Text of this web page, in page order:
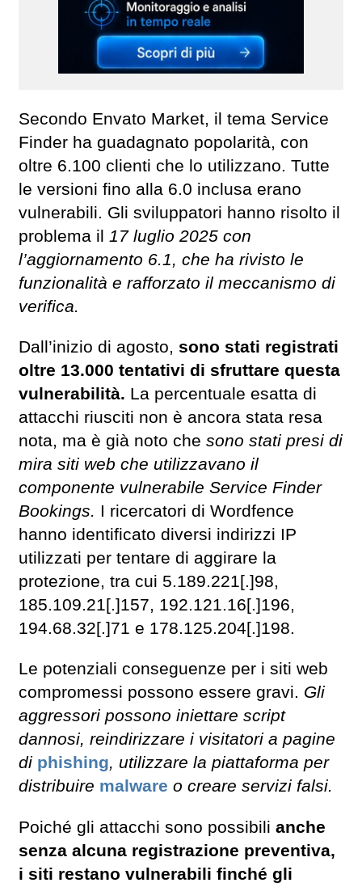
Secondo Envato Market, il tema Service
Finder ha guadagnato popolarità, con
oltre 6.100 clienti che lo utilizzano. Tutte
le versioni fino alla 6.0 inclusa erano
vulnerabili. Gli sviluppatori hanno risolto il
problema il 17 luglio 2025 con
l’aggiornamento 6.1, che ha rivisto le
funzionalità e rafforzato il meccanismo di
verifica.
Dall’inizio di agosto, sono stati registrati
oltre 13.000 tentativi di sfruttare questa
vulnerabilità. La percentuale esatta di
attacchi riusciti non è ancora stata resa
nota, ma è già noto che sono stati presi di
mira siti web che utilizzavano il
componente vulnerabile Service Finder
Bookings. I ricercatori di Wordfence
hanno identificato diversi indirizzi IP
utilizzati per tentare di aggirare la
protezione, tra cui 5.189.221[.]98,
185.109.21[.]157, 192.121.16[.]196,
194.68.32[.]71 e 178.125.204[.]198.
Le potenziali conseguenze per i siti web
compromessi possono essere gravi. Gli
aggressori possono iniettare script
dannosi, reindirizzare i visitatori a pagine
di phishing, utilizzare la piattaforma per
distribuire malware o creare servizi falsi.
Poiché gli attacchi sono possibili anche
senza alcuna registrazione preventiva,
i siti restano vulnerabili finché gli